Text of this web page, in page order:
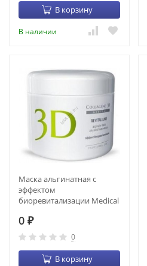
В корзину
В наличии
Маска альгинатная с
эффектом
биоревитализации Medical
(1200 гр) (22026)
0 ₽
0
В корзину